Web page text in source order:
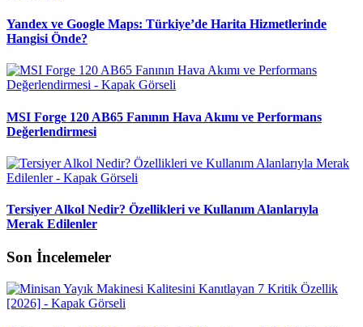
Yandex ve Google Maps: Türkiye’de Harita Hizmetlerinde
Hangisi Önde?
MSI Forge 120 AB65 Fanının Hava Akımı ve Performans
Değerlendirmesi
Tersiyer Alkol Nedir? Özellikleri ve Kullanım Alanlarıyla
Merak Edilenler
Son İncelemeler